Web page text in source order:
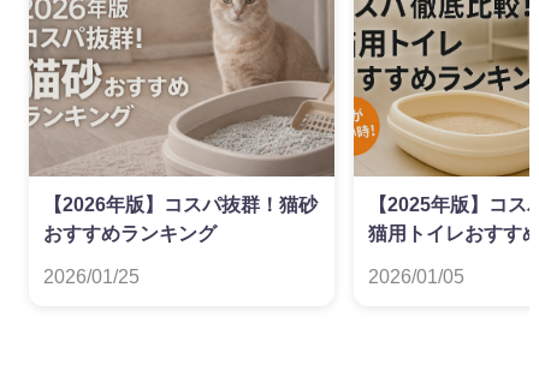
【2026年版】コスパ抜群！猫砂
おすすめランキング
2026/01/25
【2025年版】コス
猫用トイレおすす
2026/01/05